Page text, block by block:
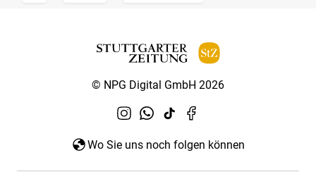
© NPG Digital GmbH 2026
Wo Sie uns noch folgen können